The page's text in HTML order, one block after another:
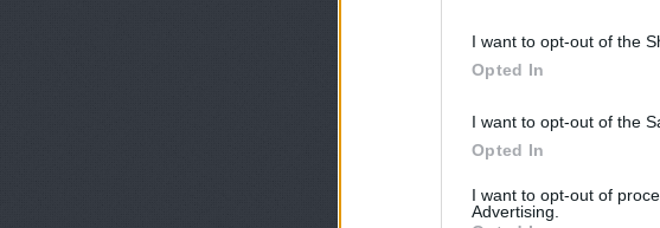
I want to opt-out of the
Opted In
I want to opt-out of the
Opted In
I want to opt-out of
Advertising.